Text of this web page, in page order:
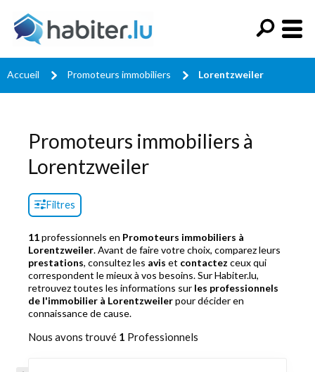
Accueil Promoteurs immobiliers Lorentzweiler
Promoteurs immobiliers à
Lorentzweiler
Filtres
11professionnels en Promoteurs immobiliers à
Lorentzweiler. Avant de faire votre choix, comparez leurs
prestations, consultez les avis et contactez ceux qui
correspondent le mieux à vos besoins. Sur Habiter.lu,
retrouvez toutes les informations sur les professionnels
de l'immobilier à Lorentzweilerpour décider en
connaissance de cause.
Nous avons trouvé 1 Professionnels